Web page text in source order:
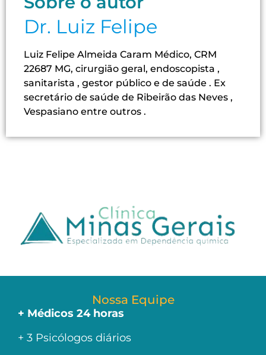
Dr. Luiz Felipe
Luiz Felipe Almeida Caram Médico, CRM
22687 MG, cirurgião geral, endoscopista ,
sanitarista , gestor público e de saúde . Ex
secretário de saúde de Ribeirão das Neves ,
Vespasiano entre outros .
Nossa Equipe
+ Médicos 24 horas
+ 3 Psicólogos diários